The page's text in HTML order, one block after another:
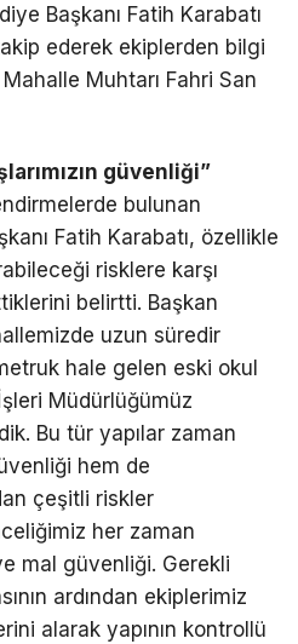
Başkanı Fatih Karabatı
ederek ekiplerden bilgi
Muhtarı Fahri San
güvenliği”
bulunan
Fatih Karabatı, özellikle
risklere karşı
belirtti. Başkan
uzun süredir
hale gelen eski okul
İşleri Müdürlüğümüz
Bu tür yapılar zaman
hem de
çeşitli riskler
her zaman
mal güvenliği. Gerekli
ardından ekiplerimiz
alarak yapının kontrollü